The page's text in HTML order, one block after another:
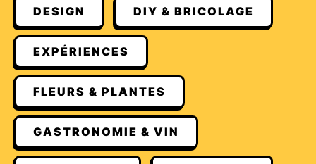
DESIGN DIY & BRICOLAGE
EXPÉRIENCES
FLEURS & PLANTES
GASTRONOMIE & VIN